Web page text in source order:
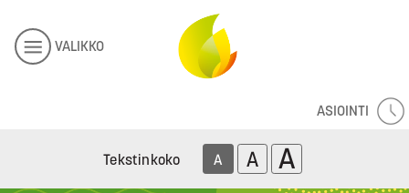
VALIKKO
ASIOINTI
Tekstinkoko A A A